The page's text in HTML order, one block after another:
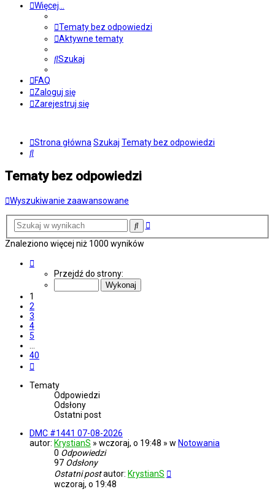
Więcej…
Tematy bez odpowiedzi
Aktywne tematy
Szukaj
FAQ
Zaloguj się
Zarejestruj się
Strona główna Szukaj Tematy bez odpowiedzi
Szukaj
Tematy bez odpowiedzi
Wyszukiwanie zaawansowane
SzukajWyszukiwanie
Znaleziono więcej niż 1000 wyników
Przejdź do strony:
1
2
3
4
5
…
40
Tematy
Odpowiedzi
Odsłony
Ostatni post
DMC #1441 07-08-2026
autor: KrystianS » wczoraj, o 19:48 » w Notowania
0 Odpowiedzi
97 Odsłony
Ostatni postautor: KrystianS
wczoraj, o 19:48